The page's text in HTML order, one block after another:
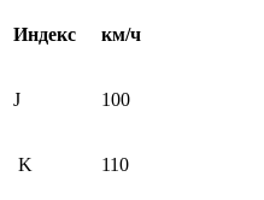
Индекс км/ч
J 100
K 110